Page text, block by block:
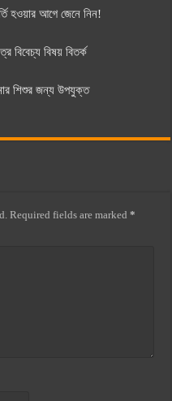
হওয়ার আগে জেনে নিন!
বিবেচ্য বিষয় বিতর্ক
শিশুর জন্য উপযুক্ত
Required fields are marked*